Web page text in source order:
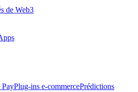
de Web3
Plug-ins e-commercePrédictions